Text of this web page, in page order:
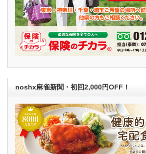
noshx麻雀新聞・初回2,000円OFF！